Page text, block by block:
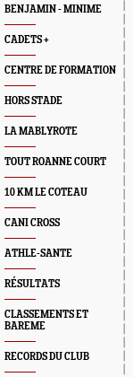
BENJAMIN - MINIME
CADETS +
CENTRE DE FORMATION
HORS STADE
LA MABLYROTE
TOUT ROANNE COURT
10 KM LE COTEAU
CANI CROSS
ATHLE-SANTE
RÉSULTATS
CLASSEMENTS ET
BAREME
RECORDS DU CLUB